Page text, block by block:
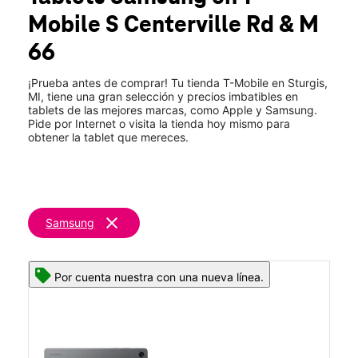
Jue.:10:00 a.m. a 8:00 p.m.
Vie.: 10:00 a.m. a 8:00 p.m.
1350 S Centerville Rd Sturgis, MI 49091
Mobile S Centerville Rd & M
66
¡Prueba antes de comprar! Tu tienda T-Mobile en Sturgis,
MI, tiene una gran selección y precios imbatibles en
tablets de las mejores marcas, como Apple y Samsung.
Pide por Internet o visita la tienda hoy mismo para
obtener la tablet que mereces.
Samsung clear
Por cuenta nuestra con una nueva línea.